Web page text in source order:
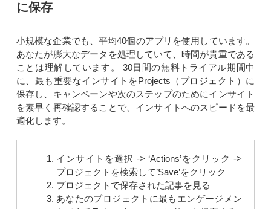
に保存
小規模な企業でも、平均40個のアプリを使用しています。
あなたが膨大なデータを処理していて、時間が貴重である
ことは理解しています。 30日間の無料トライアル期間中
に、最も重要なインサイトをProjects（プロジェクト）に
保存し、キャンペーンや次のステップのためにインサイト
を素早く再確認することで、インサイトへのスピードを最
適化します。
インサイトを選択 -> ‘Actions’をクリック ->
プロジェクトを検索して’Save’をクリック
プロジェクトで保存された記事を見る
あなたのプロジェクトに最もエンゲージメン